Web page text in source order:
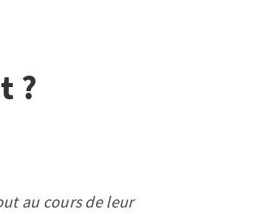
?
au cours de leur